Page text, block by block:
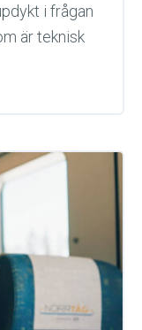
i frågan
är teknisk